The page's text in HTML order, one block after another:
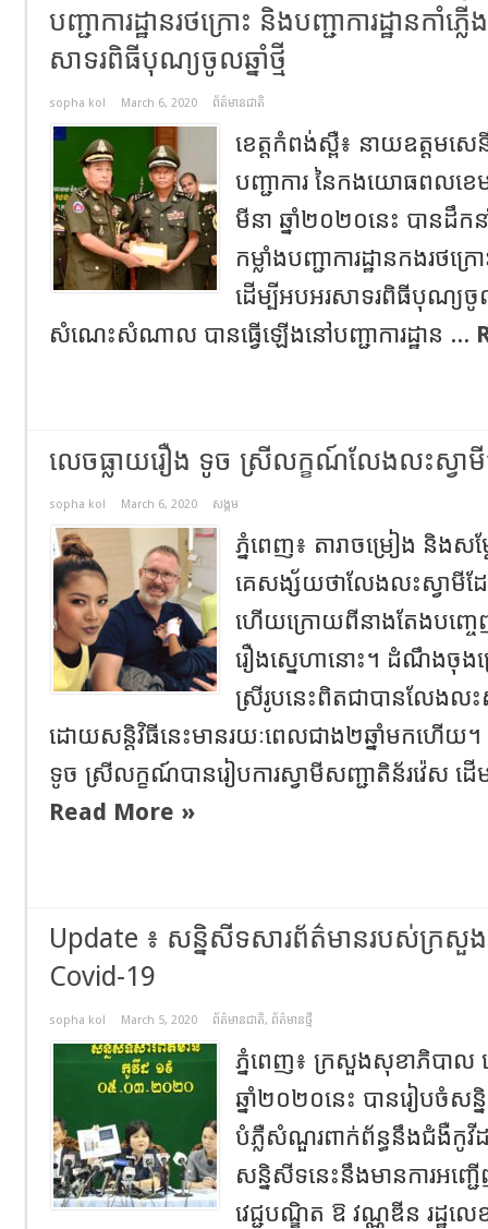
បញ្ជាការដ្ឋានរថក្រោះ និងបញ្ជាការដ្ឋានកាំភ្
សាទរពិធីបុណ្យចូលឆ្នាំថ្មី
sopha kol March 6, 2020 ព័ត៌មានជាតិ
ខេត្តកំពង់ស្ពឺ៖ នាយឧត្តមស
បញ្ជាការ នៃកងយោធពលខេម
មីនា ឆ្នាំ២០២០នេះ បានដឹ
កម្លាំងបញ្ជាការដ្ឋានកងរថក្រ
ដើម្បីអបអរសាទរពិធីបុណ្យចូ
សំណេះសំណាល បានធ្វើឡើងនៅបញ្ជាការដ្ឋាន ...
លេចធ្លាយរឿង ទូច ស្រីលក្ខណ៍លែងលះស្វា
sopha kol March 6, 2020 សង្គម
ភ្នំពេញ៖ តារាចម្រៀង និងស
គេសង្ស័យថាលែងលះស្វាមីដ
ហើយក្រោយពីនាងតែងបញ្ចេ
រឿងស្នេហានោះ។ ដំណឹងចុងក្
ស្រីរូបនេះពិតជាបានលែងលះ
ដោយសន្តិវិធីនេះមានរយៈពេលជាង២ឆ្នាំមកហើយ។ ​គ
ទូច ស្រីលក្ខណ៍បានរៀបការស្វាមីសញ្ជាតិន័រវ៉េស
Read More »
Update ៖ សន្និសីទសារព័ត៌មានរបស់ក្រសួ
Covid-19
sopha kol March 5, 2020 ព័ត៌មានជាតិ, ព័ត៌មានថ្មី
ភ្នំពេញ៖ ក្រសួងសុខាភិបាល
ឆ្នាំ២០២០នេះ បានរៀបចំស
បំភ្លឺសំណួរពាក់ព័ន្ធនឹងជំងឺកូ
សន្និសីទនេះនឹងមានការអ
វេជ្ជបណ្ឌិត ឱ វណ្ណឌីន រដ្ឋលេ